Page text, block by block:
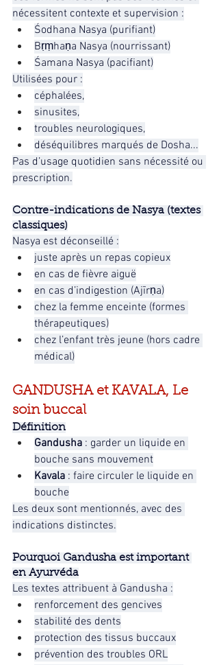
nécessitent contexte et supervision :
Śodhana Nasya (purifiant)
Bṛṃhaṇa Nasya (nourrissant)
Śamana Nasya (pacifiant)
Utilisées pour :
céphalées,
sinusites,
troubles neurologiques,
déséquilibres marqués de Dosha...
Pas d’usage quotidien sans nécessité ou
prescription.
Contre-indications de Nasya (textes
classiques)
Nasya est déconseillé :
juste après un repas copieux
en cas de fièvre aiguë
en cas d’indigestion (Ajīrṇa)
chez la femme enceinte (formes
thérapeutiques)
chez l’enfant très jeune (hors cadre
médical)
GANDUSHA et KAVALA, Le
soin buccal
Définition
Gandusha : garder un liquide en
bouche sans mouvement
Kavala : faire circuler le liquide en
bouche
Les deux sont mentionnés, avec des
indications distinctes.
Pourquoi Gandusha est important
en Ayurvéda
Les textes attribuent à Gandusha :
renforcement des gencives
stabilité des dents
protection des tissus buccaux
prévention des troubles ORL